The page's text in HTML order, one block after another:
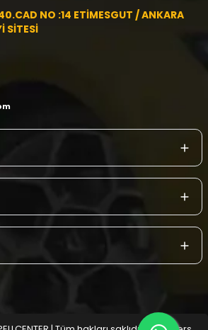
NO :14 ETİMESGUT / ANKARA
SİTESİ